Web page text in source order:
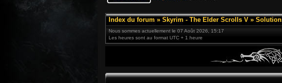
Index du forum » Skyrim - The Elder Scrolls V »
Nous sommes actuellement le 07 Août 2026, 15:17
Les heures sont au format UTC + 1 heure